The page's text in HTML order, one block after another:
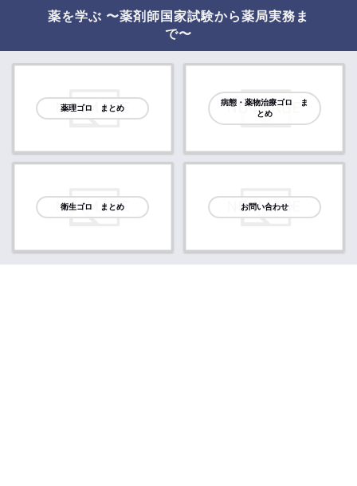
薬を学ぶ 〜薬剤師国家試験から薬局実務ま
で〜
薬理ゴロ まとめ
病態・薬物治療ゴロ ま
とめ
衛生ゴロ まとめ お問い合わせ